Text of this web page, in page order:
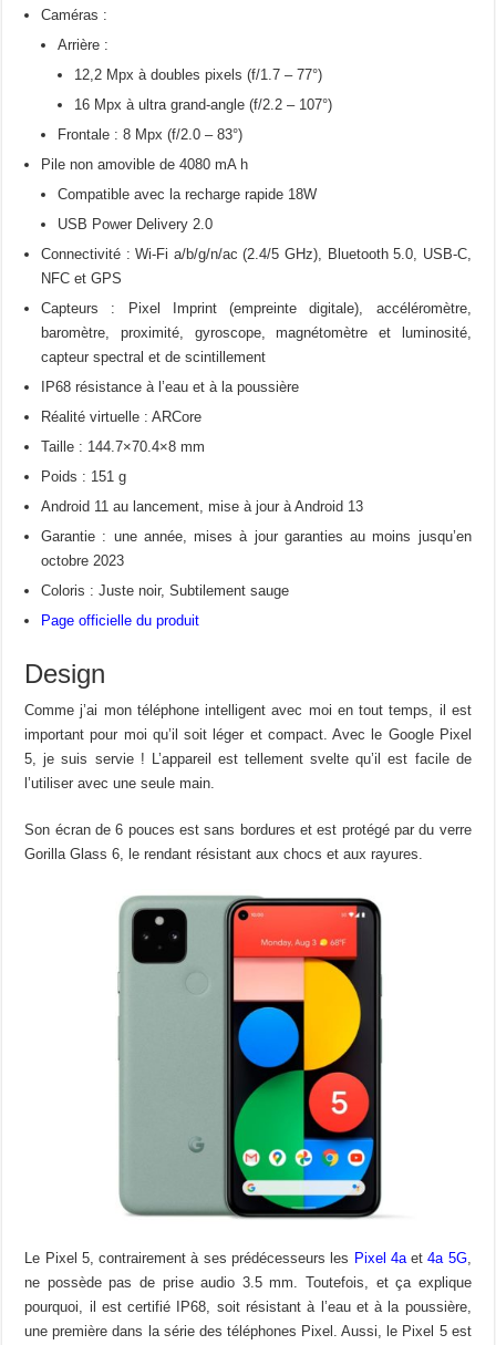
Caméras :
Arrière :
12,2 Mpx à doubles pixels (f/1.7 – 77°)
16 Mpx à ultra grand-angle (f/2.2 – 107°)
Frontale : 8 Mpx (f/2.0 – 83°)
Pile non amovible de 4080 mA h
Compatible avec la recharge rapide 18W
USB Power Delivery 2.0
Connectivité : Wi-Fi a/b/g/n/ac (2.4/5 GHz), Bluetooth 5.0, USB-C,
NFC et GPS
Capteurs : Pixel Imprint (empreinte digitale), accéléromètre,
baromètre, proximité, gyroscope, magnétomètre et luminosité,
capteur spectral et de scintillement
IP68 résistance à l’eau et à la poussière
Réalité virtuelle : ARCore
Taille : 144.7×70.4×8 mm
Poids : 151 g
Android 11 au lancement, mise à jour à Android 13
Garantie : une année, mises à jour garanties au moins jusqu’en
octobre 2023
Coloris : Juste noir, Subtilement sauge
Page officielle du produit
Design
Comme j’ai mon téléphone intelligent avec moi en tout temps, il est
important pour moi qu’il soit léger et compact. Avec le Google Pixel
5, je suis servie ! L’appareil est tellement svelte qu’il est facile de
l’utiliser avec une seule main.
Son écran de 6 pouces est sans bordures et est protégé par du verre
Gorilla Glass 6, le rendant résistant aux chocs et aux rayures.
Le Pixel 5, contrairement à ses prédécesseurs les Pixel 4aet4a 5G,
ne possède pas de prise audio 3.5 mm. Toutefois, et ça explique
pourquoi, il est certifié IP68, soit résistant à l’eau et à la poussière,
une première dans la série des téléphones Pixel. Aussi, le Pixel 5 est